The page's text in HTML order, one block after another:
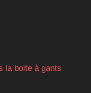
la boite à gants